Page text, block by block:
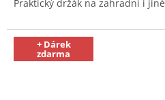
Praktický držák na zahradní i
+ Dárek
zdarma